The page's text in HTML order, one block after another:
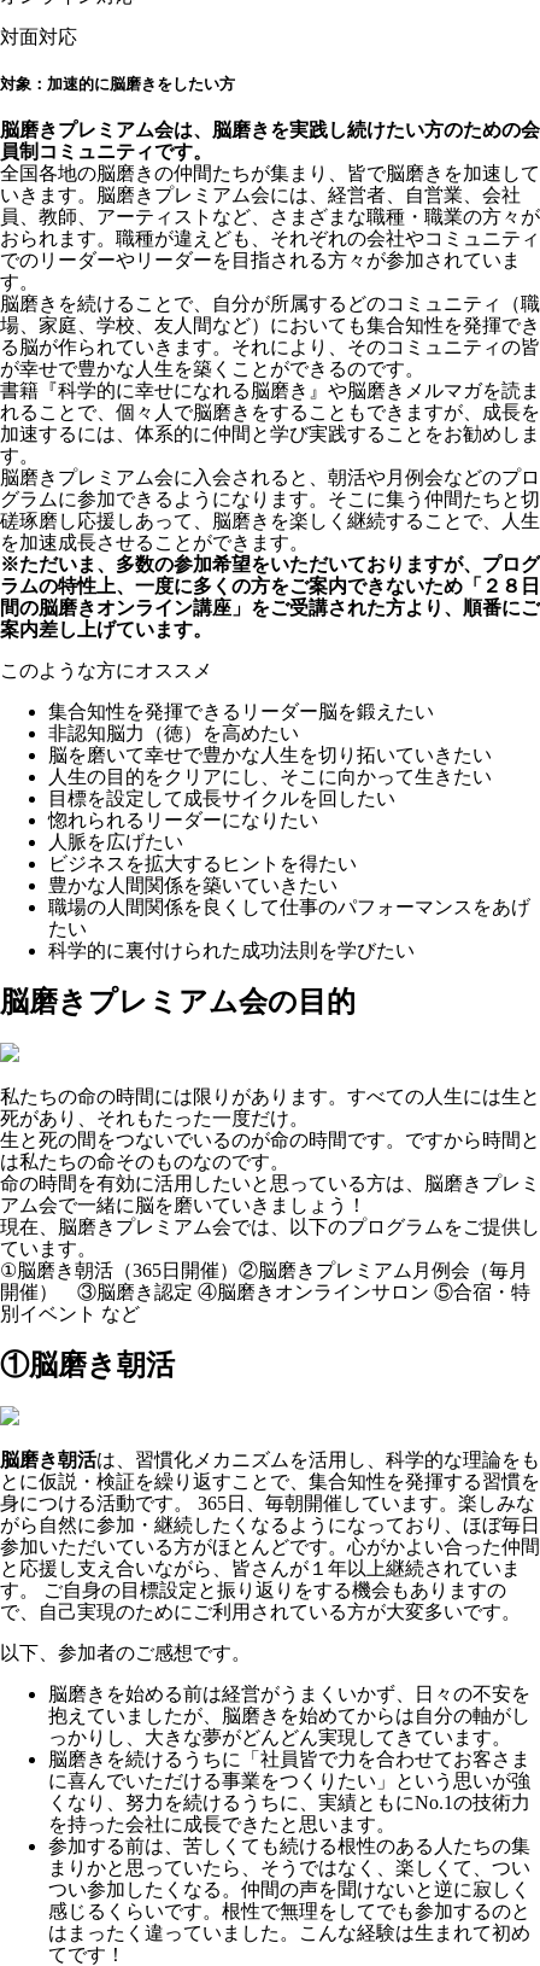
対面対応
対象：加速的に脳磨きをしたい方
脳磨きプレミアム会は、脳磨きを実践し続けたい方のための会
員制コミュニティです。
全国各地の脳磨きの仲間たちが集まり、皆で脳磨きを加速して
いきます。脳磨きプレミアム会には、経営者、自営業、会社
員、教師、アーティストなど、さまざまな職種・職業の方々が
おられます。職種が違えども、それぞれの会社やコミュニティ
でのリーダーやリーダーを目指される方々が参加されていま
す。
脳磨きを続けることで、自分が所属するどのコミュニティ（職
場、家庭、学校、友人間など）においても集合知性を発揮でき
る脳が作られていきます。それにより、そのコミュニティの皆
が幸せで豊かな人生を築くことができるのです。
書籍『科学的に幸せになれる脳磨き』や脳磨きメルマガを読ま
れることで、個々人で脳磨きをすることもできますが、成長を
加速するには、体系的に仲間と学び実践することをお勧めしま
す。
脳磨きプレミアム会に入会されると、朝活や月例会などのプロ
グラムに参加できるようになります。そこに集う仲間たちと切
磋琢磨し応援しあって、脳磨きを楽しく継続することで、人生
を加速成長させることができます。
※ただいま、多数の参加希望をいただいておりますが、プログ
ラムの特性上、一度に多くの方をご案内できないため「２８日
間の脳磨きオンライン講座」をご受講された方より、順番にご
案内差し上げています。
このような方にオススメ
集合知性を発揮できるリーダー脳を鍛えたい
非認知脳力（徳）を高めたい
脳を磨いて幸せで豊かな人生を切り拓いていきたい
人生の目的をクリアにし、そこに向かって生きたい
目標を設定して成長サイクルを回したい
惚れられるリーダーになりたい
人脈を広げたい
ビジネスを拡大するヒントを得たい
豊かな人間関係を築いていきたい
職場の人間関係を良くして仕事のパフォーマンスをあげ
たい
科学的に裏付けられた成功法則を学びたい
脳磨きプレミアム会の目的
私たちの命の時間には限りがあります。すべての人生には生と
死があり、それもたった一度だけ。
生と死の間をつないでいるのが命の時間です。ですから時間と
は私たちの命そのものなのです。
命の時間を有効に活用したいと思っている方は、脳磨きプレミ
アム会で一緒に脳を磨いていきましょう！
現在、脳磨きプレミアム会では、以下のプログラムをご提供し
ています。
①脳磨き朝活（365日開催）②脳磨きプレミアム月例会（毎月
開催） ③脳磨き認定 ④脳磨きオンラインサロン ⑤合宿・特
別イベント など
①脳磨き朝活
脳磨き朝活は、習慣化メカニズムを活用し、科学的な理論をも
とに仮説・検証を繰り返すことで、集合知性を発揮する習慣を
身につける活動です。 365日、毎朝開催しています。楽しみな
がら自然に参加・継続したくなるようになっており、ほぼ毎日
参加いただいている方がほとんどです。心がかよい合った仲間
と応援し支え合いながら、皆さんが１年以上継続されていま
す。 ご自身の目標設定と振り返りをする機会もありますの
で、自己実現のためにご利用されている方が大変多いです。
以下、参加者のご感想です。
脳磨きを始める前は経営がうまくいかず、日々の不安を
抱えていましたが、脳磨きを始めてからは自分の軸がし
っかりし、大きな夢がどんどん実現してきています。
脳磨きを続けるうちに「社員皆で力を合わせてお客さま
に喜んでいただける事業をつくりたい」という思いが強
くなり、努力を続けるうちに、実績ともにNo.1の技術力
を持った会社に成長できたと思います。
参加する前は、苦しくても続ける根性のある人たちの集
まりかと思っていたら、そうではなく、楽しくて、つい
つい参加したくなる。仲間の声を聞けないと逆に寂しく
感じるくらいです。根性で無理をしてでも参加するのと
はまったく違っていました。こんな経験は生まれて初め
てです！